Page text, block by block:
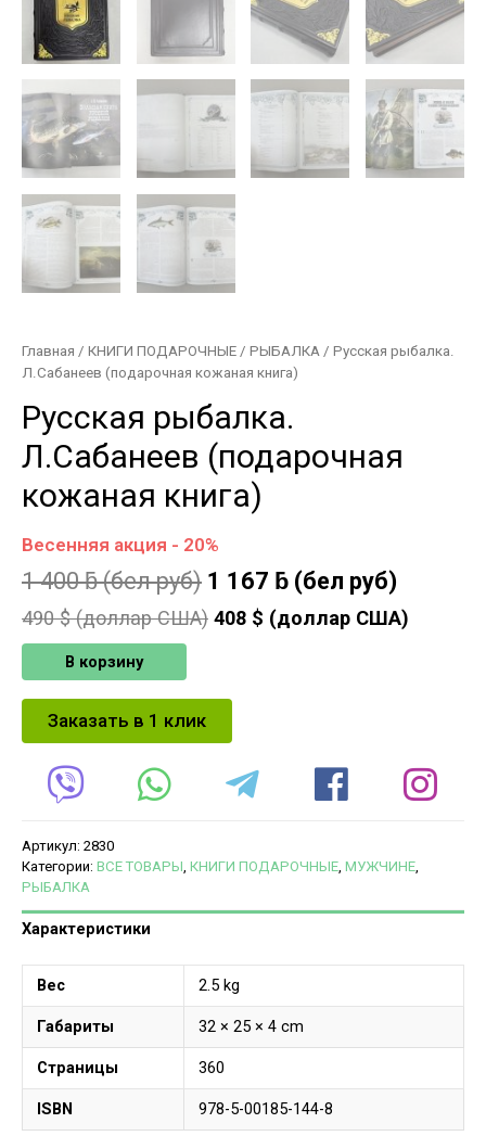
Главная / КНИГИ ПОДАРОЧНЫЕ / РЫБАЛКА / Русская рыбалка.
Л.Сабанеев (подарочная кожаная книга)
Русская рыбалка.
Л.Сабанеев (подарочная
кожаная книга)
Весенняя акция - 20%
1 400ƃ(бел руб) 1 167 ƃ (бел руб)
490$ (доллар США) 408 $ (доллар США)
В корзину
Заказать в 1 клик
Артикул: 2830
Категории: ВСЕ ТОВАРЫ, КНИГИ ПОДАРОЧНЫЕ, МУЖЧИНЕ,
РЫБАЛКА
Характеристики
Вес 2.5 kg
Габариты 32 × 25 × 4 cm
Страницы 360
ISBN 978-5-00185-144-8